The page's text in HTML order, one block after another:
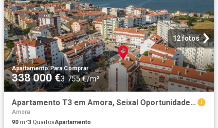
12 fotos
Apartamento·Para Comprar
338 000 €3 755 €/m²
Apartamento T3 em Amora, Seixal Oportunidade Única! 90m² Amora
Amora
90 m²3 QuartosApartamento